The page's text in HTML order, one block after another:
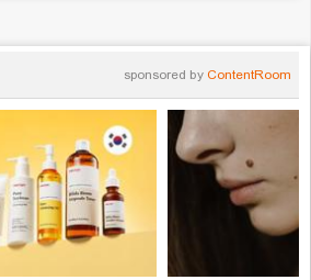
sponsored by ContentRoom